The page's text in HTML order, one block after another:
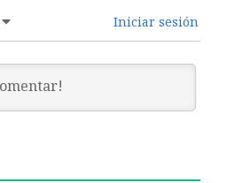
Iniciar sesión